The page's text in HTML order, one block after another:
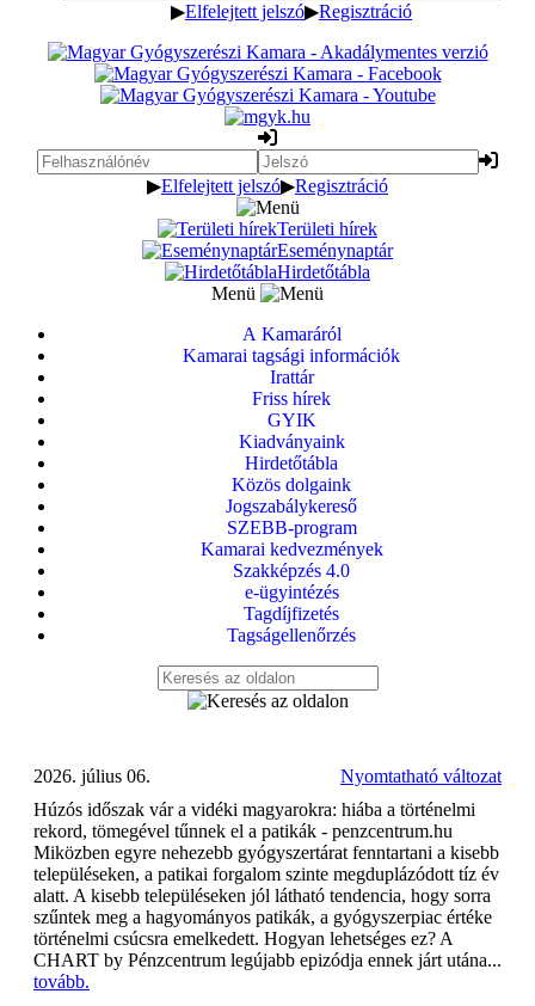
▶Elfelejtett jelszó▶Regisztráció
▶Elfelejtett jelszó▶Regisztráció
Területi hírek
Eseménynaptár
Hirdetőtábla
Menü
A Kamaráról
Kamarai tagsági információk
Irattár
Friss hírek
GYIK
Kiadványaink
Hirdetőtábla
Közös dolgaink
Jogszabálykereső
SZEBB-program
Kamarai kedvezmények
Szakképzés 4.0
e-ügyintézés
Tagdíjfizetés
Tagságellenőrzés
Nyomtatható változat
2026. július 06.
Húzós időszak vár a vidéki magyarokra: hiába a történelmi
rekord, tömegével tűnnek el a patikák - penzcentrum.hu
Miközben egyre nehezebb gyógyszertárat fenntartani a kisebb
településeken, a patikai forgalom szinte megduplázódott tíz év
alatt. A kisebb településeken jól látható tendencia, hogy sorra
szűntek meg a hagyományos patikák, a gyógyszerpiac értéke
történelmi csúcsra emelkedett. Hogyan lehetséges ez? A
CHART by Pénzcentrum legújabb epizódja ennek járt utána...
tovább.